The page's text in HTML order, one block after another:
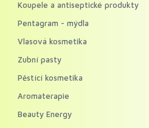
Koupele a antiseptické produkty
Pentagram - mýdla
Vlasová kosmetika
Zubní pasty
Pěstící kosmetika
Aromaterapie
Beauty Energy